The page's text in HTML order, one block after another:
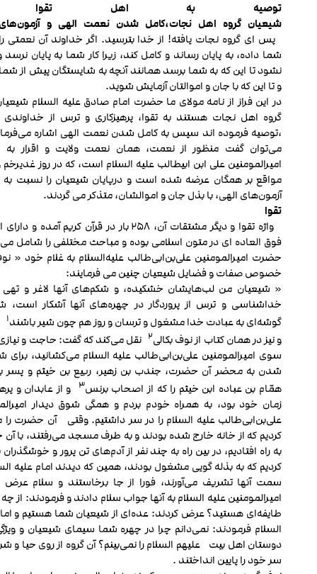
توصیه به اهل
تقوا
شیعیان گروه اهل نجات،کامل شدن نعمت الهی و آزمون
پس ای گروه نجات یافته! از خدا بترسید. اگر خداوند آن نعمتی
شما داده، به پایان رساند و کامل کند، زیرا کار شما به پایان
نشود تا این که به شما برسد همانند آنچه به شایستگان پیش از
و تا این که با جان و اموالتان آزمایش شوید.
در این فراز از نامه مولای ما حضرت امام صادق علیه السلام
گروه اهل نجات هستند به تقوا، پرهیزکاری و ترس از خداوندی
،توصیه فرموده اند سپس به کامل شدن نعمت الهی اشاره
می‌توان گفت منظور از نعمت، همان نعمت ولایت و اقرار به
امیرالمومنین علی ابن ابیطالب علیه السلام است، که در روز
مواقع بر همگان عرضه شده است و درپایان شیعیان را نسبت به
آزمون‌های الهی، با بذل جان و اموالشان، متذکر می‏ گردند.
تقوا
واژه تقوا و دیگر مشتقات آن، ۲۵۸ بار در قرآن کریم آمده
فوق العاده ای در متون اسلامی بوده و مباحث مختلفی را شامل
حضرت امیرالمومنین علی‌بن‌ابی‌طالب علیه‌السلام به غلام خود «
خصوص صفات و فضایل شیعیان چنین می‏ فرمایند:
« شیعیان من لب‌هایشان خشکیده، و شکم‌های آن‏ها لاغر و
خداشناسی و ترس از پروردگار در چهره‌های آن‏ها آشکار
گوشه‌ای به عبادت خدا مشغول و ترسان و روز هم چون شیر باشند۱
و نیز در همان کتاب از نوف بکالی۲ نقل می‌کند که گفت: حاجت و نیازی
سوی امیرالمومنین علی‌بن‌ابی‌طالب علیه السلام می‌کشانید، برای
شدن به محضر آن حضرت، جندب بن زهیر، ربیع بن خیثم و پسر
همّام بن عباده ابن خیثم را که از اصحاب برنس۳
و از عابدان و
زمان خود بود، به همراه خودم بردم و همگی شوق دیدار
علی‌بن‌ابی‌طالب علیه السلام را در سر داشتیم. وقتی آن حضرت را
کردیم که از خانه خارج شده بودند و به طرف مسجد می‌رفتند، با
به راه افتادیم، در بین راه به چند نفر از آدم‌های تن‏ پرور و خوشگذران
کردیم که به بذله‏ گویی مشغول بودند، همین که دیدند امام علیه
سمت آنها تشریف می‌آورند، فورا از جا برخاستند و سلام عرض
امیرالمومنین علیه السلام به آن‏ها جواب سلام دادند و فرمودند: از
طایفه‌ای هستید؟ عرض کردند: عده‌ای از شیعیان شما هستیم و
السلام فرمودند: نمی‌دانم چرا در چهره شما سیمای شیعیان و
دوستان اهل بیت علیهم السلام را نمی‌بینم؟ آن گروه از روی حیا و
سر خود را پایین انداختند .